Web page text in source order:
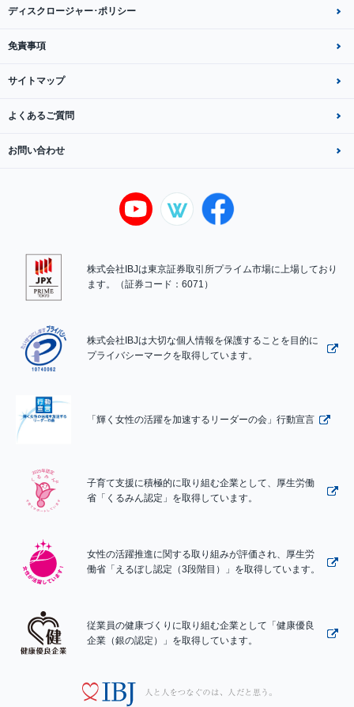
ディスクロージャー･ポリシー
免責事項
サイトマップ
よくあるご質問
お問い合わせ
株式会社IBJは東京証券取引所プライム市場に上場しており
ます。（証券コード：6071）
株式会社IBJは大切な個人情報を保護することを目的に
プライバシーマークを取得しています。
「輝く女性の活躍を加速するリーダーの会」行動宣言
子育て支援に積極的に取り組む企業として、厚生労働
省「くるみん認定」を取得しています。
女性の活躍推進に関する取り組みが評価され、厚生労
働省「えるぼし認定（3段階目）」を取得しています。
従業員の健康づくりに取り組む企業として「健康優良
企業（銀の認定）」を取得しています。